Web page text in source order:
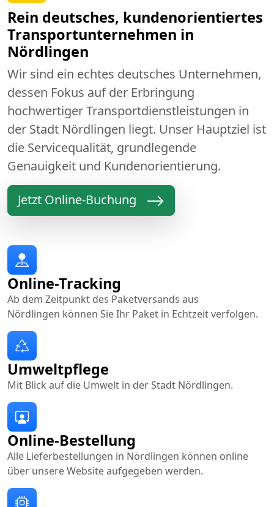
Rein deutsches, kundenorientiertes
Transportunternehmen in
Nördlingen
Wir sind ein echtes deutsches Unternehmen,
dessen Fokus auf der Erbringung
hochwertiger Transportdienstleistungen in
der Stadt Nördlingen liegt. Unser Hauptziel ist
die Servicequalität, grundlegende
Genauigkeit und Kundenorientierung.
Jetzt Online-Buchung
Online-Bestellung
Alle Lieferbestellungen in Nördlingen können online
über unsere Website aufgegeben werden.
Online-Tracking
Ab dem Zeitpunkt des Paketversands aus
Nördlingen können Sie Ihr Paket in Echtzeit verfolgen.
Umweltpflege
Mit Blick auf die Umwelt in der Stadt Nördlingen.